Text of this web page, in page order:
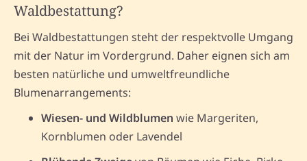
Waldbestattung?
Bei Waldbestattungen steht der respektvolle Umgang
mit der Natur im Vordergrund. Daher eignen sich am
besten natürliche und umweltfreundliche
Blumenarrangements:
Wiesen- und Wildblumen wie Margeriten,
Kornblumen oder Lavendel